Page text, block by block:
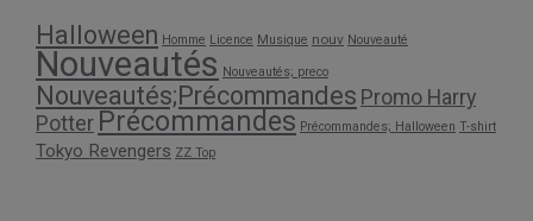
Halloween Homme Licence Musique nouv Nouveauté
Nouveautés Nouveautés; preco
Nouveautés;Précommandes Promo Harry
Potter Précommandes Précommandes; Halloween T-shirt
Tokyo Revengers ZZ Top